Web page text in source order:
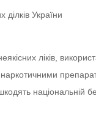
України
ліків,
наркотичними
національній